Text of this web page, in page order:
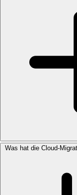
Was hat die Cloud-